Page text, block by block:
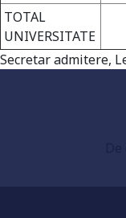
TOTAL
UNIVERSITATE
Secretar admitere,